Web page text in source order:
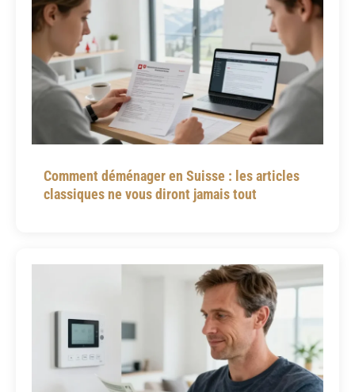
Comment déménager en Suisse : les articles
classiques ne vous diront jamais tout